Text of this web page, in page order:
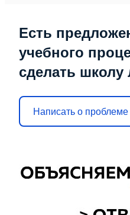
Есть
учебного
сделать школу
Написать о проблеме